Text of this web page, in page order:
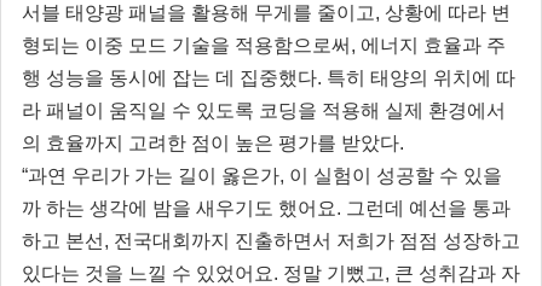
서블 태양광 패널을 활용해 무게를 줄이고, 상황에 따라 변
형되는 이중 모드 기술을 적용함으로써, 에너지 효율과 주
행 성능을 동시에 잡는 데 집중했다. 특히 태양의 위치에 따
라 패널이 움직일 수 있도록 코딩을 적용해 실제 환경에서
의 효율까지 고려한 점이 높은 평가를 받았다.
“과연 우리가 가는 길이 옳은가, 이 실험이 성공할 수 있을
까 하는 생각에 밤을 새우기도 했어요. 그런데 예선을 통과
하고 본선, 전국대회까지 진출하면서 저희가 점점 성장하고
있다는 것을 느낄 수 있었어요. 정말 기뻤고, 큰 성취감과 자